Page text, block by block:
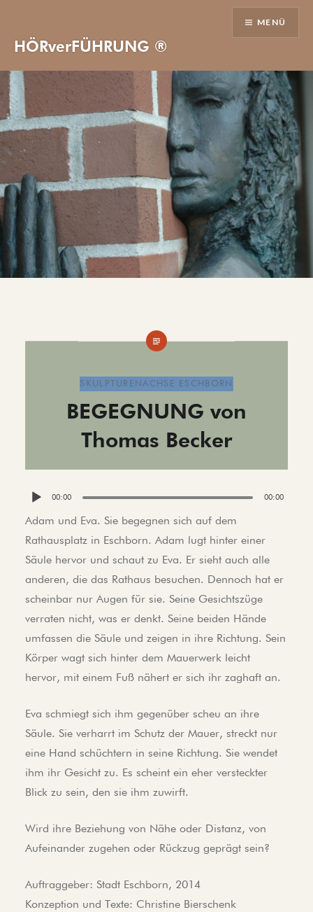
InhaltHÖRverFÜHRUNG ®
MENÜ
SKULPTURENACHSE ESCHBORN
BEGEGNUNG von
Thomas Becker
Audio-00:00 00:00
Adam und Eva. Sie begegnen sich auf dem
Rathausplatz in Eschborn. Adam lugt hinter einer
Säule hervor und schaut zu Eva. Er sieht auch alle
anderen, die das Rathaus besuchen. Dennoch hat er
scheinbar nur Augen für sie. Seine Gesichtszüge
verraten nicht, was er denkt. Seine beiden Hände
umfassen die Säule und zeigen in ihre Richtung. Sein
Körper wagt sich hinter dem Mauerwerk leicht
hervor, mit einem Fuß nähert er sich ihr zaghaft an.
Eva schmiegt sich ihm gegenüber scheu an ihre
Säule. Sie verharrt im Schutz der Mauer, streckt nur
eine Hand schüchtern in seine Richtung. Sie wendet
ihm ihr Gesicht zu. Es scheint ein eher versteckter
Blick zu sein, den sie ihm zuwirft.
Wird ihre Beziehung von Nähe oder Distanz, von
Aufeinander zugehen oder Rückzug geprägt sein?
Auftraggeber: Stadt Eschborn, 2014
Konzeption und Texte: Christine Bierschenk